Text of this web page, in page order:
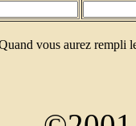
vous aurez rempli